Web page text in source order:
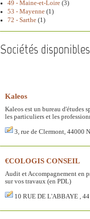
49 - Maine-et-Loire (3)
53 - Mayenne (1)
72 - Sarthe (1)
Sociétés
Kaleos
Kaleos est un bureau d'études
les particuliers et les
3, rue de Clermont, 44000
€COLOGIS CONSEIL
Audit et Accompagnement en
sur vos travaux (en PDL)
10 RUE DE L'ABBAYE ,